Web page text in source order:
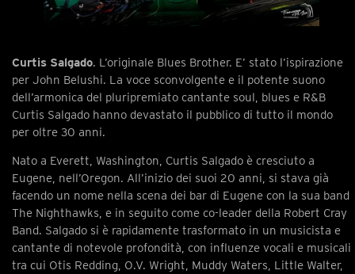
Curtis Salgado. L’originale Blues Brother. E’ stato l’ispirazione
per John Belushi. La voce sconvolgente e il potente suono
dell’armonica del pluripremiato cantante soul, blues e R&B
Curtis Salgado hanno devastato il pubblico di tutto il mondo
per oltre 30 anni.
Nato a Everett, Washington, Curtis Salgado è cresciuto a
Eugene, nell’Oregon. All’inizio dei suoi 20 anni, si stava già
facendo un nome nella scena dei bar di Eugene con la sua band
The Nighthawks, e in seguito come co-leader della Robert Cray
Band. Salgado si è rapidamente trasformato in un musicista e
cantante di notevole profondità, con influenze vocali e musicali
tra cui Otis Redding, O.V. Wright, Muddy Waters, Little Walter,